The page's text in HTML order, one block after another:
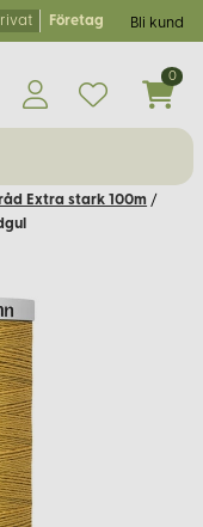
Företag Bli kund
0
Extra stark 100m /